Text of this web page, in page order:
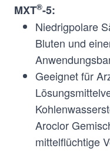
MXT -5
/
MXT®-5:
Niedrigpolare
Bluten und
Geeignet für
Aroclor
mittelflüchtige